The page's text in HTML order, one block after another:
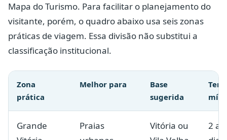
Mapa do Turismo. Para facilitar o planejamento do
visitante, porém, o quadro abaixo usa seis zonas
práticas de viagem. Essa divisão não substitui a
classificação institucional.
Zona
prática
Melhor para
Base
sugerida
Grande
Praias
Vitória ou
2 a 3